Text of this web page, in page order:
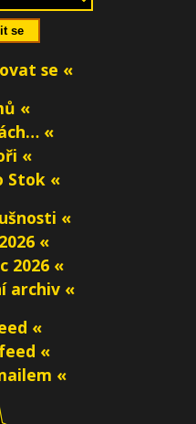
se «
«
«
«
Stok «
«
«
2026 «
archiv «
«
«
«